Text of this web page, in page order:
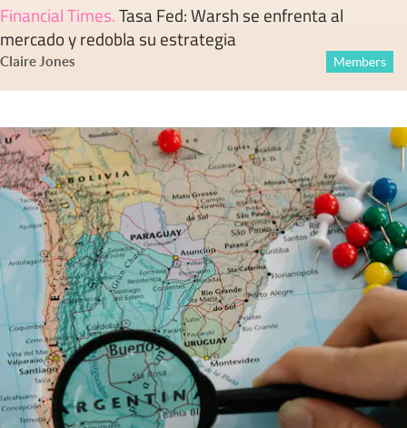
Financial Times.Tasa Fed: Warsh se enfrenta al
mercado y redobla su estrategia
Claire Jones Members